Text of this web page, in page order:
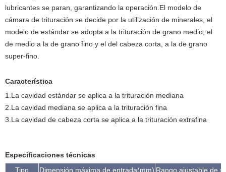
lubricantes se paran, garantizando la operación.El modelo de
cámara de trituración se decide por la utilización de minerales, el
modelo de estándar se adopta a la trituración de grano medio; el
de medio a la de grano fino y el del cabeza corta, a la de grano
super-fino.
Característica
1.La cavidad estándar se aplica a la trituración mediana
2.La cavidad mediana se aplica a la trituración fina
3.La cavidad de cabeza corta se aplica a la trituración extrafina
Especificaciones técnicas
Tipo
Dimensión máxima de entrada(mm) Rango ajustable de